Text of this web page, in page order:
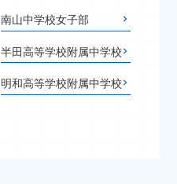
南山中学校女子部
半田高等学校附属中学校
明和高等学校附属中学校